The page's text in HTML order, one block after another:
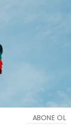
ABONE OL